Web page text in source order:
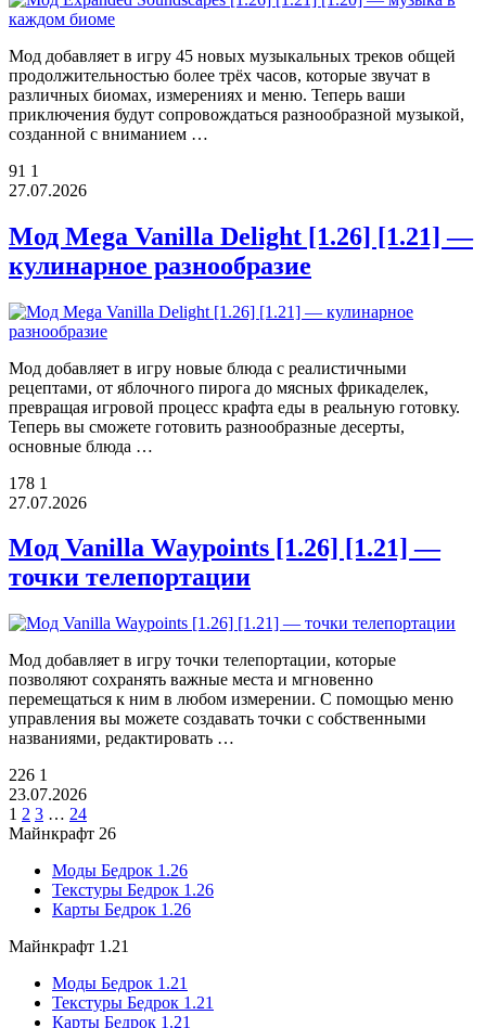
Мод добавляет в игру 45 новых музыкальных треков общей
продолжительностью более трёх часов, которые звучат в
различных биомах, измерениях и меню. Теперь ваши
приключения будут сопровождаться разнообразной музыкой,
созданной с вниманием …
91 1
27.07.2026
Мод Mega Vanilla Delight [1.26] [1.21] —
кулинарное разнообразие
Мод добавляет в игру новые блюда с реалистичными
рецептами, от яблочного пирога до мясных фрикаделек,
превращая игровой процесс крафта еды в реальную готовку.
Теперь вы сможете готовить разнообразные десерты,
основные блюда …
178 1
27.07.2026
Мод Vanilla Waypoints [1.26] [1.21] —
точки телепортации
Мод добавляет в игру точки телепортации, которые
позволяют сохранять важные места и мгновенно
перемещаться к ним в любом измерении. С помощью меню
управления вы можете создавать точки с собственными
названиями, редактировать …
226 1
23.07.2026
1 2 3 … 24
Майнкрафт 26
Моды Бедрок 1.26
Текстуры Бедрок 1.26
Карты Бедрок 1.26
Майнкрафт 1.21
Моды Бедрок 1.21
Текстуры Бедрок 1.21
Карты Бедрок 1.21